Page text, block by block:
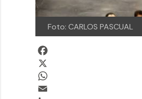
Foto: CARLOS PASCUAL